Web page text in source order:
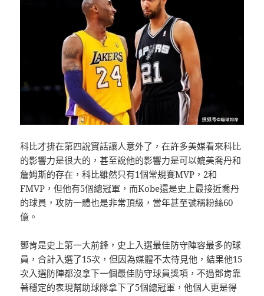
科比才排在第四說實話讓人意外了，在許多美媒看來科比
的影響力是很大的，甚至說他的影響力是可以媲美喬丹和
詹姆斯的存在，科比雖然只有1個常規賽MVP，2和
FMVP，但他有5個總冠軍，而Kobe還是史上最接近喬丹
的球員，攻防一體也是非常頂級，當年甚至號稱粉絲60
億。
鄧肯是史上第一大前鋒，史上入選最佳防守陣容最多的球
員，合計入選了15次，但因為媒體不太待見他，結果他15
次入選防陣都沒拿下一個最佳防守球員獎項，不過鄧肯靠
著穩定的表現幫助球隊拿下了5個總冠軍，他個人更是得